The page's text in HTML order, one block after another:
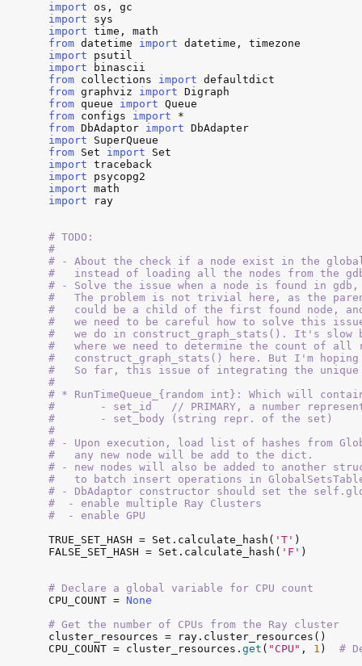
import
os , gc
import
sys
import time , math
from datetime import datetime , timezone
import
psutil
import
binascii
from collections import defaultdict
from graphviz import Digraph
from queue import Queue
from configs import
from DbAdaptor import DbAdapter
import
SuperQueue
from Set import
Set
import traceback
import
psycopg2
import math
import
ray
# TODO:
#
# - About the check if a node exist in the
#   instead of loading all the nodes from the
# - Solve the issue when a node is found in
#   The problem is not trivial here, as the
#   could be a child of the first found node,
#   we need to be careful how to solve this
#   we do in construct_graph_stats(). It's slow
#   where we need to determine the count of
#   construct_graph_stats() here. But I'm
#   So far, this issue of integrating the unique
#
# * RunTimeQueue_{random int}: Which will
#       - set_id   // PRIMARY, a number
#       - set_body (string repr. of the set)
#
# - Upon execution, load list of hashes from
#   any new node will be add to the dict.
# - new nodes will also be added to another
#   to batch insert operations in
# - DbAdaptor constructor should set the
#  - enable multiple Ray Clusters
#  - enable GPU
TRUE_SET_HASH = Set . calculate_hash ( 'T'
FALSE_SET_HASH = Set . calculate_hash ( 'F' )
# Declare a global variable for CPU count
CPU_COUNT = None
# Get the number of CPUs from the Ray cluster
cluster_resources = ray . cluster_resources
CPU_COUNT = cluster_resources . get ( "CPU" , 1 ) #